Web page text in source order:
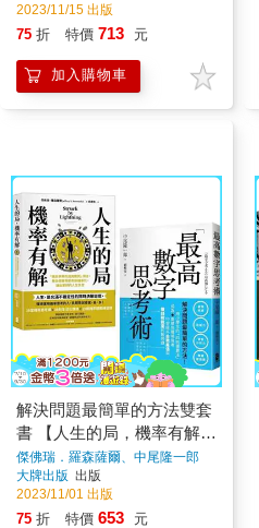
2023/11/15 出版
75 折 特價 713 元
加入購物車
解決問題最簡單的方法雙套
書 【人生的局，機率有解＋
最高數字思考術】
傑佛瑞．羅森薩爾、中尾隆一郎
著
大牌出版 出版
2023/11/01 出版
75 折 特價 653 元